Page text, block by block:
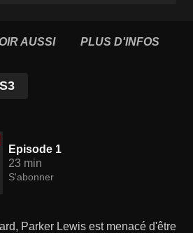
AUSSI PLUS D'INFOS
S3
Episode 1
23 min
S'abonner
Parker Lewis est menacé d'être